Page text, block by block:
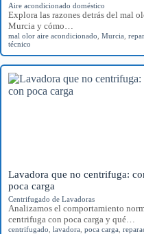
Aire acondicionado doméstico
Explora las razones detrás del mal
Murcia y cómo…
mal olor aire acondicionado Murcia
técnico
Lavadora que no centrifuga:
poca carga
Centrifugado de Lavadoras
Analizamos el comportamiento
centrifuga con poca carga y qué…
centrifugado lavadora poca carga